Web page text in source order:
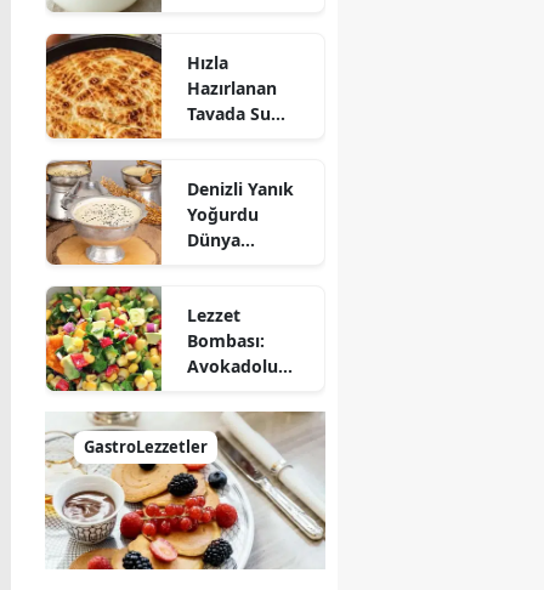
Hızla
Hazırlanan
Tavada Su
Sofralarınıza
Lezzet Katın!
Denizli Yanık
Yoğurdu
Dünya
Lezzet
Bombası:
Avokadolu
Nasıl Yapılır?
GastroLezzetler